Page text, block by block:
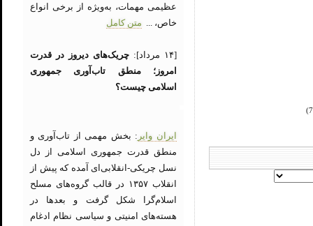
عظیمی مهمات، به‌ویژه از برخی انواع
خاص، ... متن کامل
[۱۴ مرداد]:
چریک‌های دیروز در قدرت
امروز؛ منطق تاب‌آوری جمهوری
اسلامی چیست؟
ایران وایر : بخش مهمی از تاب‌آوری و
منطق قدرت جمهوری اسلامی از دل
نسل چریکی-انقلابی‌ای آمده که پیش از
انقلاب ۱۳۵۷ در قالب گروه‌های مسلح
اسلام‌گرا شکل گرفت و بعدها در
هسته‌های امنیتی و سیاسی نظام ادغام